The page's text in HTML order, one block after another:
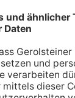
zu den
uns dabei
1169/2011